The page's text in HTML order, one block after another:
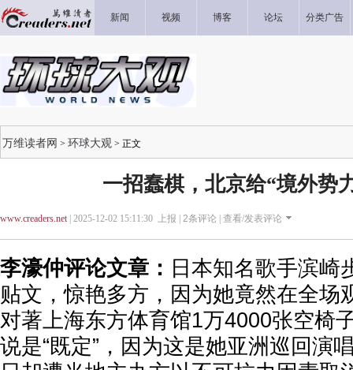
新闻 视频 博客 论坛 分类广告
万维读者网 > 环球大观 > 正文
一招蠢棋，北京给“境外势
www.creaders.net| 2025-12-02 15:11:30 上报 | 2条评论 | 查看/发表评论
李濠仲评论文章： 日本知名歌手滨崎
贴文，惊艳多方，因为她竟然在全场
对著上海东方体育馆1万4000张空椅
说是“既定”，因为这是她亚洲巡回演